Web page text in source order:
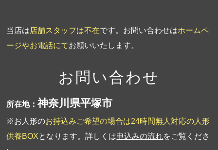
当店は店舗スタッフは不在です。お問い合わせはホームペ
ージやお電話にてお願いいたします。
お問い合わせ
所在地：神奈川県平塚市
※お人形のお持込みご希望の場合は24時間無人対応の人形
供養BOXとなります。詳しくは申込みの流れをご覧くださ